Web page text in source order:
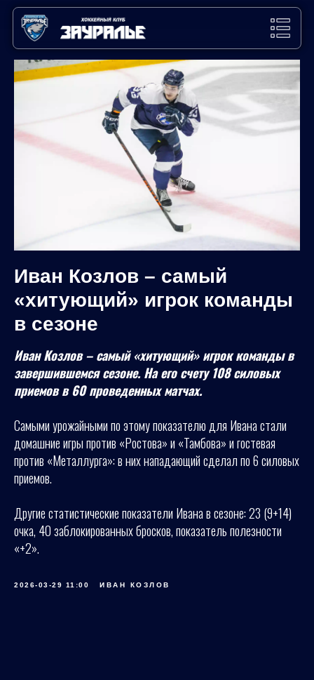
Иван Козлов – самый
«хитующий» игрок команды
в сезоне
Иван Козлов – самый «хитующий» игрок команды в
завершившемся сезоне. На его счету 108 силовых
приемов в 60 проведенных матчах.
Самыми урожайными по этому показателю для Ивана стали
домашние игры против «Ростова» и «Тамбова» и гостевая
против «Металлурга»: в них нападающий сделал по 6 силовых
приемов.
Другие статистические показатели Ивана в сезоне: 23 (9+14)
очка, 40 заблокированных бросков, показатель полезности
«+2».
2026-03-29 11:00 ИВАН КОЗЛОВ